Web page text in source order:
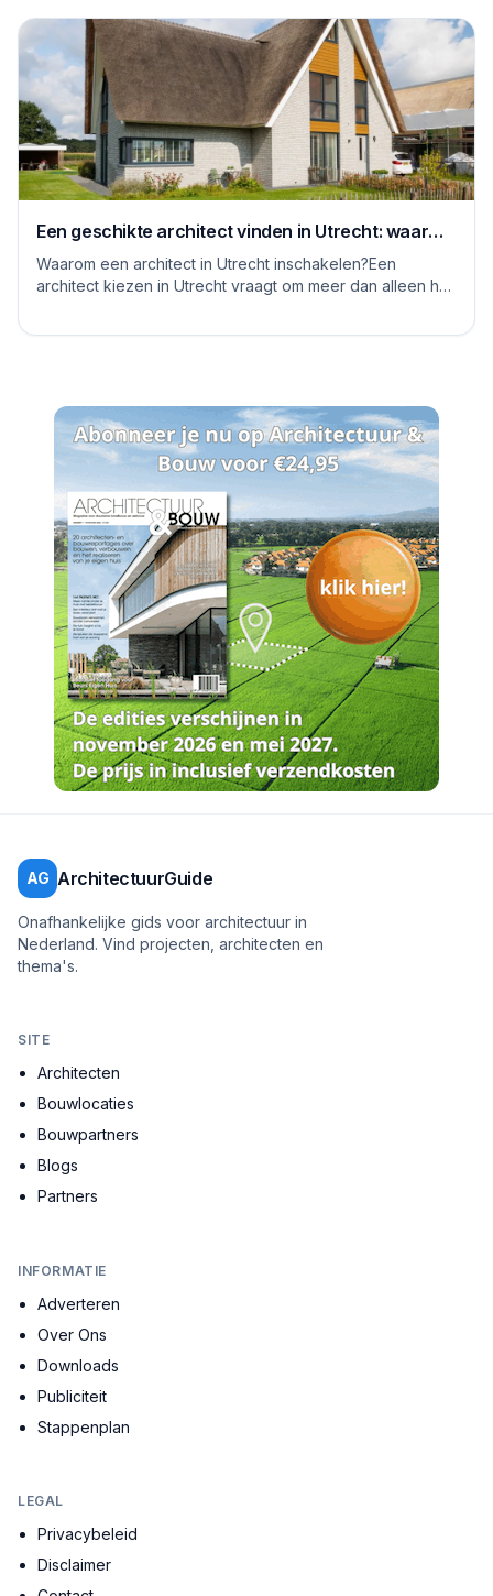
Een geschikte architect vinden in Utrecht: waar
moet je op letten
Waarom een architect in Utrecht inschakelen?Een
architect kiezen in Utrecht vraagt om meer dan alleen het
AG ArchitectuurGuide
Onafhankelijke gids voor architectuur in
Nederland. Vind projecten, architecten en
thema's.
SITE
Architecten
Bouwlocaties
Bouwpartners
Blogs
Partners
INFORMATIE
Adverteren
Over Ons
Downloads
Publiciteit
Stappenplan
LEGAL
Privacybeleid
Disclaimer